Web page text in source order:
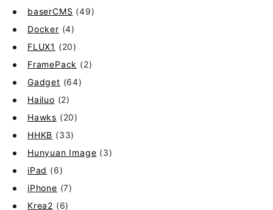
baserCMS (49)
Docker (4)
FLUX1 (20)
FramePack (2)
Gadget (64)
Hailuo (2)
Hawks (20)
HHKB (33)
Hunyuan Image (3)
iPad (6)
iPhone (7)
Krea2 (6)